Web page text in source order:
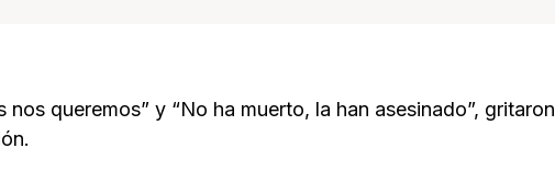
nos queremos” y “No ha muerto, la han asesinado”, gritaron